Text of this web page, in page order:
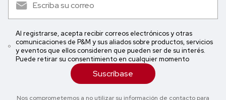
Al registrarse, acepta recibir correos electrónicos y otras
comunicaciones de P&M y sus aliados sobre productos, servicios
y eventos que ellos consideren que pueden ser de su interés.
Puede retirar su consentimiento en cualquier momento
Suscríbase
Nos comprometemos a no utilizar su información de contacto para